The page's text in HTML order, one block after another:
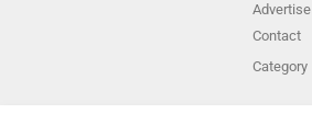
Advertise
Contact
Category